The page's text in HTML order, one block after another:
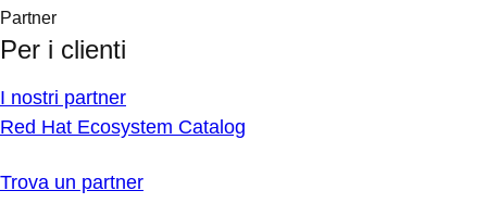
Partner
Per i clienti
I nostri partner
Red Hat Ecosystem Catalog
Trova un partner